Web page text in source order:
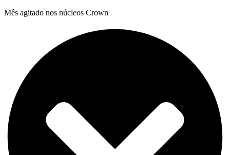
Mês agitado nos núcleos Crown